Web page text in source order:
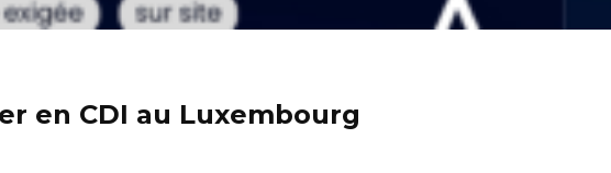
en CDI au Luxembourg